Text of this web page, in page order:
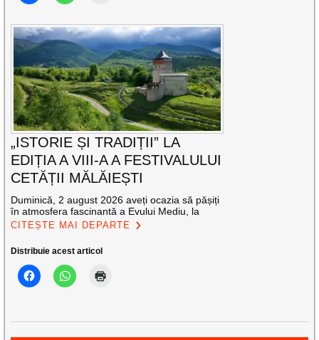
„ISTORIE ȘI TRADIȚII” LA
EDIȚIA A VIII-A A FESTIVALULUI
CETĂȚII MĂLĂIEȘTI
Duminică, 2 august 2026 aveți ocazia să pășiți
în atmosfera fascinantă a Evului Mediu, la
CITEȘTE MAI DEPARTE
Distribuie acest articol